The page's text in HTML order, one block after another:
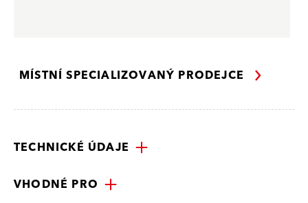
MÍSTNÍ SPECIALIZOVANÝ PRODEJCE
TECHNICKÉ ÚDAJE
VHODNÉ PRO